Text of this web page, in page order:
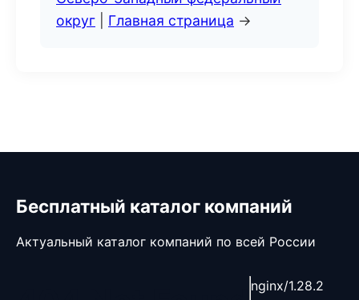
округ
Главная страница →
Бесплатный каталог компаний
Актуальный каталог компаний по всей России
nginx/1.28.2